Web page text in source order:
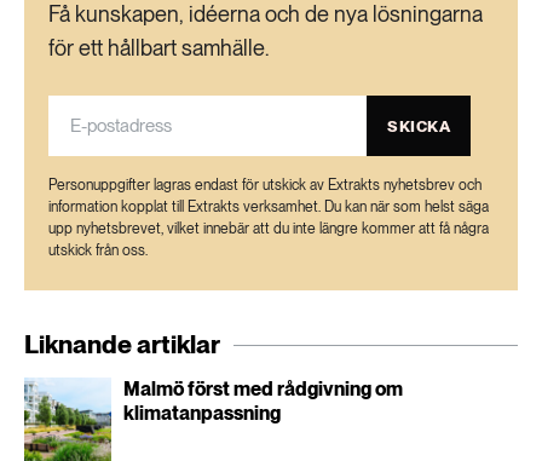
Få kunskapen, idéerna och de nya lösningarna
för ett hållbart samhälle.
SKICKA
Personuppgifter lagras endast för utskick av Extrakts nyhetsbrev och
information kopplat till Extrakts verksamhet. Du kan när som helst säga
upp nyhetsbrevet, vilket innebär att du inte längre kommer att få några
utskick från oss.
Liknande artiklar
Malmö först med rådgivning om
klimatanpassning